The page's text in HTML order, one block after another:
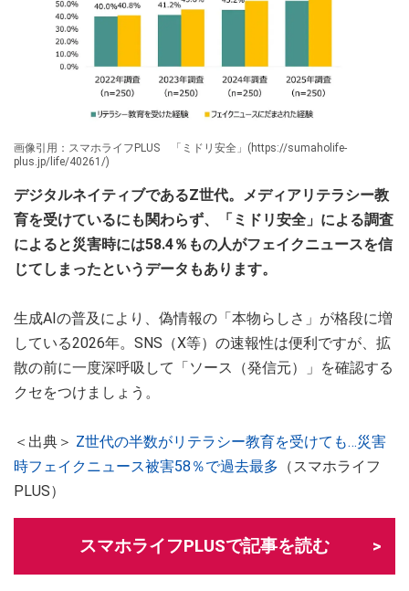
画像引用：スマホライフPLUS 「ミドリ安全」(https://sumaholife-
plus.jp/life/40261/)
デジタルネイティブであるZ世代。メディアリテラシー教
育を受けているにも関わらず、「ミドリ安全」による調査
によると災害時には58.4％もの人がフェイクニュースを信
じてしまったというデータもあります。
生成AIの普及により、偽情報の「本物らしさ」が格段に増
している2026年。SNS（X等）の速報性は便利ですが、拡
散の前に一度深呼吸して「ソース（発信元）」を確認する
クセをつけましょう。
＜出典＞ Z世代の半数がリテラシー教育を受けても…災害
時フェイクニュース被害58％で過去最多 （スマホライフ
PLUS）
スマホライフPLUSで記事を読む